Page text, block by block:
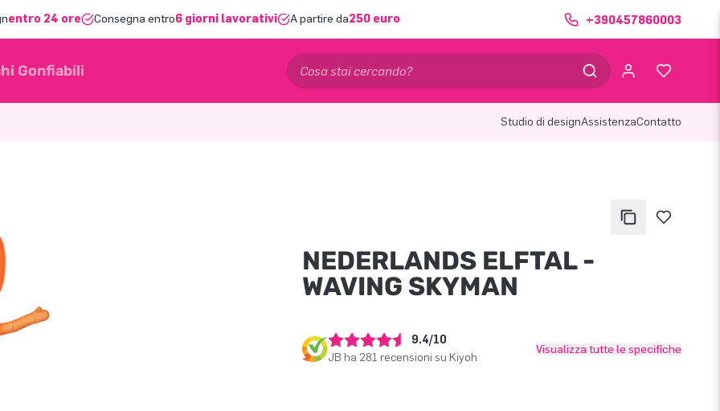
entro 24 ore Consegna entro6 giorni lavorativi A partire da250 euro +390457860003
Gonfiabili
Studio di designAssistenzaContatto
NEDERLANDS ELFTAL -
WAVING SKYMAN
9.4/10
JB ha 281 recensioni su Kiyoh
Visualizza tutte le specifiche